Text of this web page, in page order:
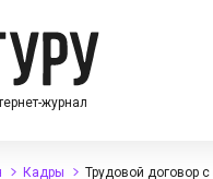
журнал
Кадры Трудовой договор